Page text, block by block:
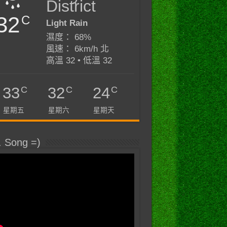
C
District
Light Rain
濕度： 68%
風速： 6km/h 北
高溫 32 • 低溫 32
33C
星期五
32C
星期六
24C
星期天
Song =)